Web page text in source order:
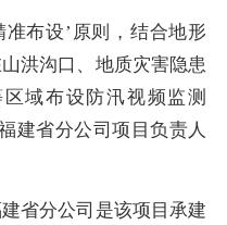
布设’原则，结合地形
洪沟口、地质灾害隐患
域布设防汛视频监测
建省分公司项目负责人
省分公司是该项目承建